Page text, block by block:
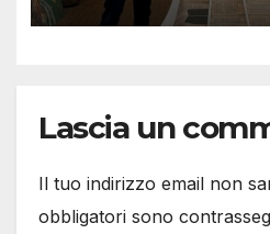
Lascia un
Il tuo indirizzo email non
obbligatori sono